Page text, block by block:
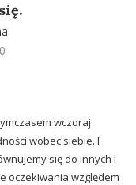
wczoraj
wobec siebie. I
się do innych i
oczekiwania względem